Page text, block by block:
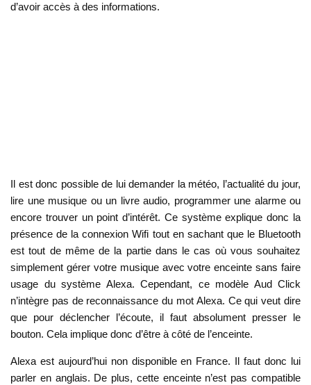
d’avoir accès à des informations.
Il est donc possible de lui demander la météo, l’actualité du jour,
lire une musique ou un livre audio, programmer une alarme ou
encore trouver un point d’intérêt. Ce système explique donc la
présence de la connexion Wifi tout en sachant que le Bluetooth
est tout de même de la partie dans le cas où vous souhaitez
simplement gérer votre musique avec votre enceinte sans faire
usage du système Alexa. Cependant, ce modèle Aud Click
n’intègre pas de reconnaissance du mot Alexa. Ce qui veut dire
que pour déclencher l’écoute, il faut absolument presser le
bouton. Cela implique donc d’être à côté de l’enceinte.
Alexa est aujourd’hui non disponible en France. Il faut donc lui
parler en anglais. De plus, cette enceinte n’est pas compatible